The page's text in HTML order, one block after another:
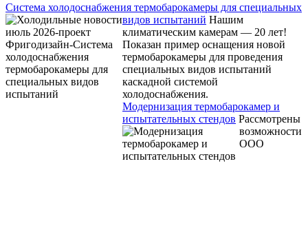
Система холодоснабжения термобарокамеры для специальных
видов испытаний Нашим
климатическим камерам — 20 лет!
Показан пример оснащения новой
термобарокамеры для проведения
специальных видов испытаний
каскадной системой
холодоснабжения.
Модернизация термобарокамер и
испытательных стендов Рассмотрены
возможности
ООО